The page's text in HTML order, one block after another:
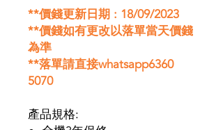
**價錢更新日期 : 18/09/2023
**價錢如有更改以落單當天價錢
為準
**落單請直接whatsapp6360
5070
產品規格: